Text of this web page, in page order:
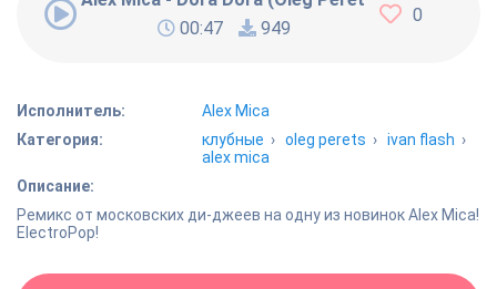
00:47
949
0
Исполнитель:
Alex Mica
Категория:
клубные ›oleg perets ›ivan flash ›
alex mica
Описание:
Ремикс от московских ди-джеев на одну из новинок Alex Mica!
ElectroPop!